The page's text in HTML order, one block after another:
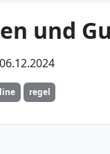
und
regel